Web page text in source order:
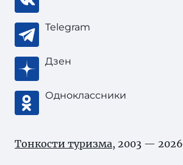
Telegram
Дзен
Одноклассники
Тонкости туризма, 2003 — 2026